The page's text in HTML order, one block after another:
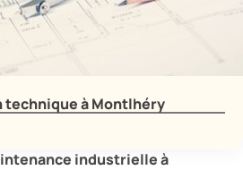
technique à Montlhéry
industrielle à